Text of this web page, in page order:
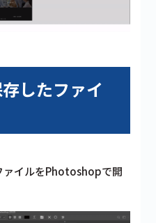
したファイ
ァイルをPhotoshopで開